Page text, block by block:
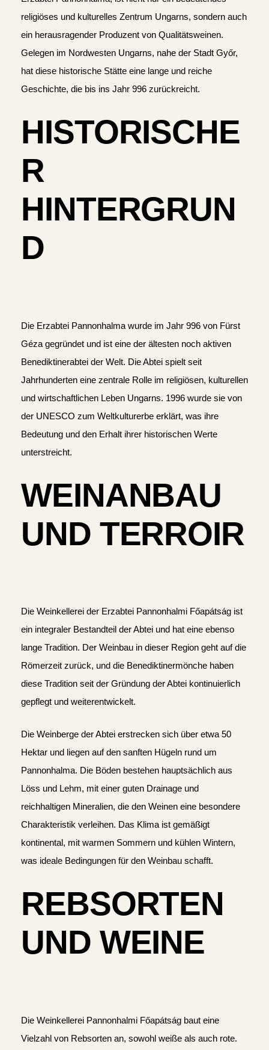
religiöses und kulturelles Zentrum Ungarns, sondern auch
ein herausragender Produzent von Qualitätsweinen.
Gelegen im Nordwesten Ungarns, nahe der Stadt Győr,
hat diese historische Stätte eine lange und reiche
Geschichte, die bis ins Jahr 996 zurückreicht.
HISTORISCHE
R
HINTERGRUN
D
Die Erzabtei Pannonhalma wurde im Jahr 996 von Fürst
Géza gegründet und ist eine der ältesten noch aktiven
Benediktinerabtei der Welt. Die Abtei spielt seit
Jahrhunderten eine zentrale Rolle im religiösen, kulturellen
und wirtschaftlichen Leben Ungarns. 1996 wurde sie von
der UNESCO zum Weltkulturerbe erklärt, was ihre
Bedeutung und den Erhalt ihrer historischen Werte
unterstreicht.
WEINANBAU
UND TERROIR
Die Weinkellerei der Erzabtei Pannonhalmi Főapátság ist
ein integraler Bestandteil der Abtei und hat eine ebenso
lange Tradition. Der Weinbau in dieser Region geht auf die
Römerzeit zurück, und die Benediktinermönche haben
diese Tradition seit der Gründung der Abtei kontinuierlich
gepflegt und weiterentwickelt.
Die Weinberge der Abtei erstrecken sich über etwa 50
Hektar und liegen auf den sanften Hügeln rund um
Pannonhalma. Die Böden bestehen hauptsächlich aus
Löss und Lehm, mit einer guten Drainage und
reichhaltigen Mineralien, die den Weinen eine besondere
Charakteristik verleihen. Das Klima ist gemäßigt
kontinental, mit warmen Sommern und kühlen Wintern,
was ideale Bedingungen für den Weinbau schafft.
REBSORTEN
UND WEINE
Die Weinkellerei Pannonhalmi Főapátság baut eine
Vielzahl von Rebsorten an, sowohl weiße als auch rote.